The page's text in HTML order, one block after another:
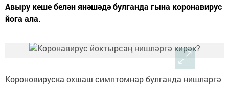
Авыру кеше белән янәшәдә булганда гына коронавирус
йога ала.
Короновируска охшаш симптомнар булганда нишләргә